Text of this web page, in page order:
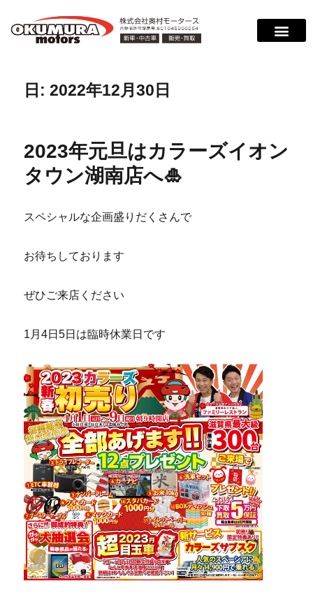
日:2022年12月30日
2023年元旦はカラーズイオン
タウン湖南店へ🎍
スペシャルな企画盛りだくさんで
お待ちしております
ぜひご来店ください
1月4日5日は臨時休業日です